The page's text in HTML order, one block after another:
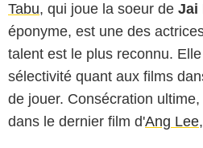
Tabu, qui joue la soeur de Jai
éponyme, est une des
talent est le plus reconnu.
sélectivité quant aux films
de jouer. Consécration
dans le dernier film d'Ang Lee,